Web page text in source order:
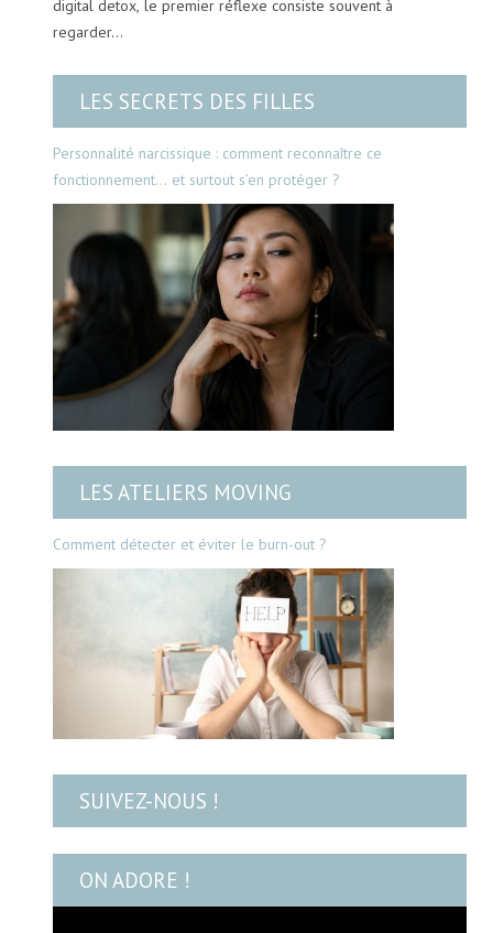
digital detox, le premier réflexe consiste souvent à
regarder…
LES SECRETS DES FILLES
Personnalité narcissique : comment reconnaître ce
fonctionnement… et surtout s’en protéger ?
LES ATELIERS MOVING
Comment détecter et éviter le burn-out ?
SUIVEZ-NOUS !
ON ADORE !